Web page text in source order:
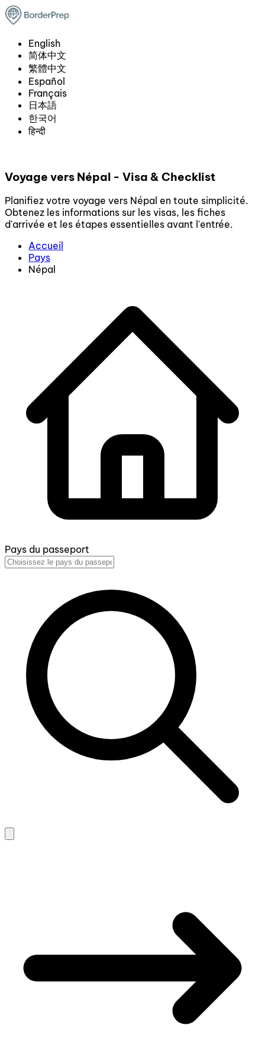
English
简体中文
繁體中文
Español
Français
日本語
한국어
हिन्दी
Voyage vers Népal - Visa & Checklist
Planifiez votre voyage vers Népal en toute simplicité.
Obtenez les informations sur les visas, les fiches
d'arrivée et les étapes essentielles avant l'entrée.
Accueil
Pays
Népal
Pays du passeport